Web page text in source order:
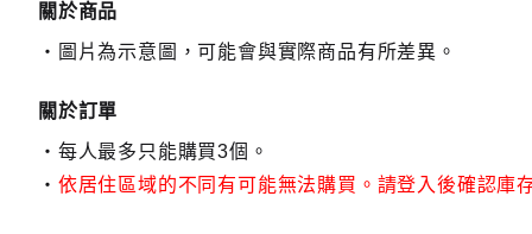
關於商品
圖片為示意圖，可能會與實際商品有所差異。
關於訂單
每人最多只能購買3個。
依居住區域的不同有可能無法購買。請登入後確認庫